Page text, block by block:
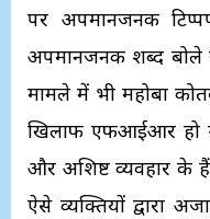
पर अपमानजनक
अपमानजनक शब्द बोले
मामले में भी महोबा
खिलाफ एफआईआर हो
और अशिष्ट व्यवहार के
ऐसे व्यक्तियों द्वारा